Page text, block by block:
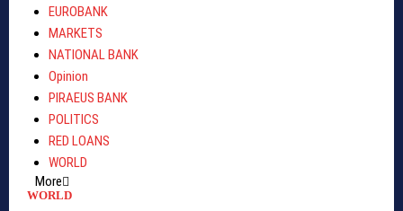
EUROBANK
MARKETS
NATIONAL BANK
Opinion
PIRAEUS BANK
POLITICS
RED LOANS
WORLD
More
WORLD